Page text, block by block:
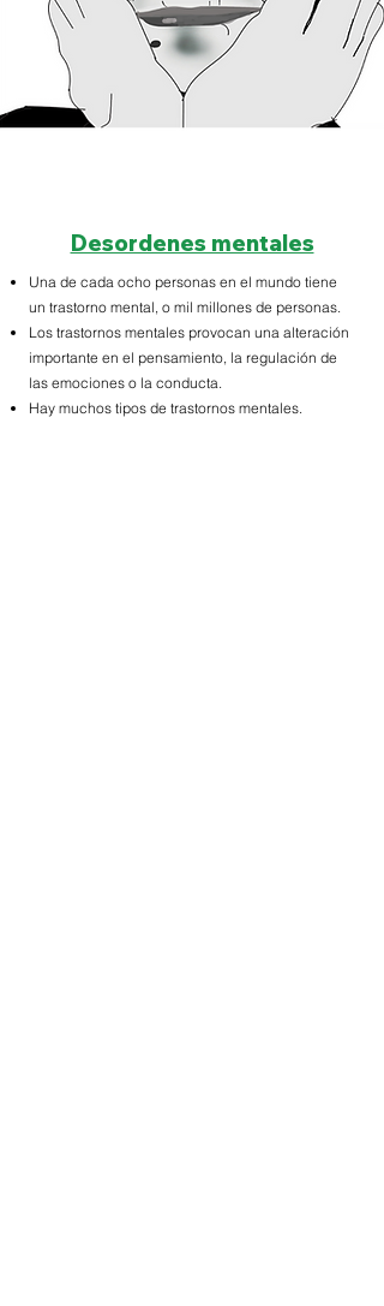
Desordenes mentales
Una de cada ocho personas en el mundo tiene
un trastorno mental, o mil millones de personas.
Los trastornos mentales provocan una alteración
importante en el pensamiento, la regulación de
las emociones o la conducta.
Hay muchos tipos de trastornos mentales.